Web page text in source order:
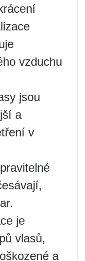
vzduchu
jsou
a
v
je
vlasů,
a